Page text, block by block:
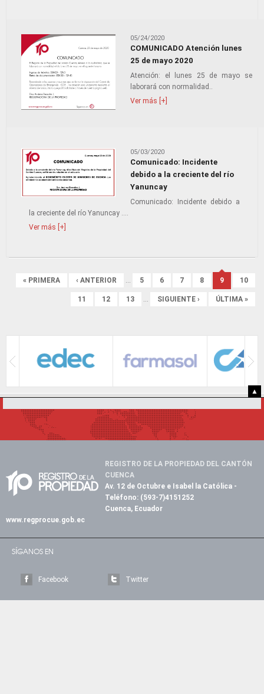
05/24/2020
COMUNICADO Atención lunes
25 de mayo 2020
Atención: el lunes 25 de mayo se
laborará con normalidad..
Ver más [+]
05/03/2020
Comunicado: Incidente
debido a la creciente del río
Yanuncay
Comunicado: Incidente debido a
la creciente del río Yanuncay ....
Ver más [+]
« PRIMERA ‹ ANTERIOR … 5 6 7 8 9 10
11 12 13 … SIGUIENTE › ÚLTIMA »
▲
REGISTRO DE LA PROPIEDAD DEL CANTÓN
CUENCA
Av. 12 de Octubre e Isabel la Católica -
Teléfono: (593-7)4151252
Cuenca, Ecuador
www.regprocue.gob.ec
SÍGANOS EN
Facebook Twitter